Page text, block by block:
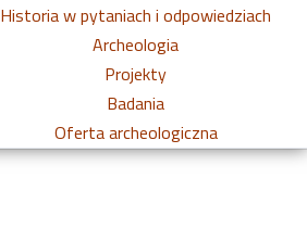
Historia w pytaniach i odpowiedziach
Archeologia
Projekty
Badania
Oferta archeologiczna